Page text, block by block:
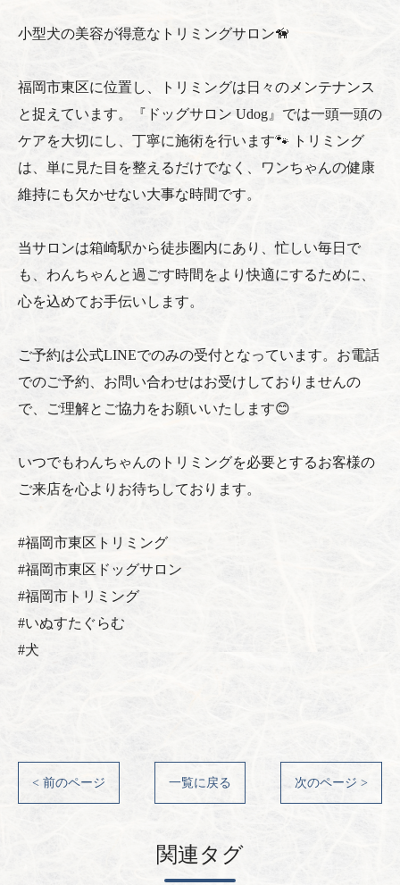
小型犬の美容が得意なトリミングサロン🦮
福岡市東区に位置し、トリミングは日々のメンテナンス
と捉えています。『ドッグサロン Udog』では一頭一頭の
ケアを大切にし、丁寧に施術を行います🐾 トリミング
は、単に見た目を整えるだけでなく、ワンちゃんの健康
維持にも欠かせない大事な時間です。
当サロンは箱崎駅から徒歩圏内にあり、忙しい毎日で
も、わんちゃんと過ごす時間をより快適にするために、
心を込めてお手伝いします。
ご予約は公式LINEでのみの受付となっています。お電話
でのご予約、お問い合わせはお受けしておりませんの
で、ご理解とご協力をお願いいたします😊
いつでもわんちゃんのトリミングを必要とするお客様の
ご来店を心よりお待ちしております。
#福岡市東区トリミング
#福岡市東区ドッグサロン
#福岡市トリミング
#いぬすたぐらむ
#犬
< 前のページ 一覧に戻る 次のページ >
関連タグ